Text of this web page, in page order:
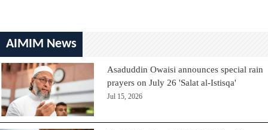
AIMIM News
Asaduddin Owaisi announces special rain
prayers on July 26 'Salat al-Istisqa'
Jul 15, 2026